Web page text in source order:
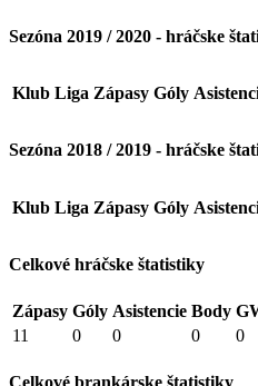
Sezóna 2019 / 2020 - hráčske
Klub Liga Zápasy Góly
Sezóna 2018 / 2019 - hráčske
Klub Liga Zápasy Góly
Celkové hráčske štatistiky
Zápasy Góly Asistencie Body
11
0 0 0 0